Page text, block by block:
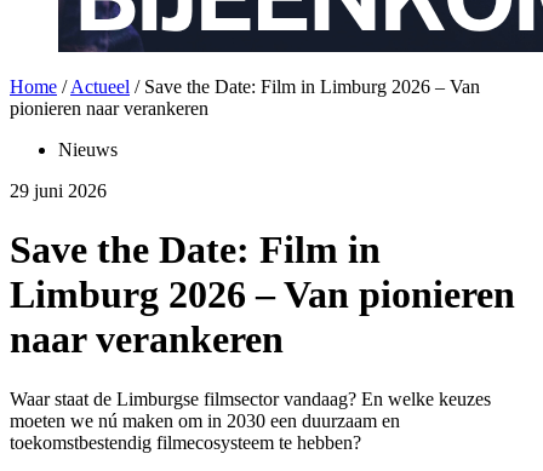
Home / Actueel / Save the Date: Film in Limburg 2026 – Van
pionieren naar verankeren
Nieuws
29 juni 2026
Save the Date: Film in
Limburg 2026 – Van pionieren
naar verankeren
Waar staat de Limburgse filmsector vandaag? En welke keuzes
moeten we nú maken om in 2030 een duurzaam en
toekomstbestendig filmecosysteem te hebben?